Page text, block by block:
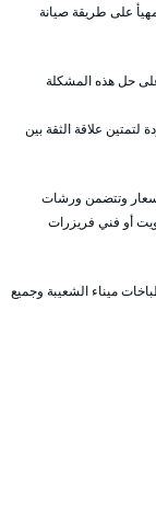
على طريقة صيانة
حل هذه المشكلة
علاقة الثقة بين
وتتضمن ورشات
أو فني فريزرات
ميناء الشعيبة وجميع